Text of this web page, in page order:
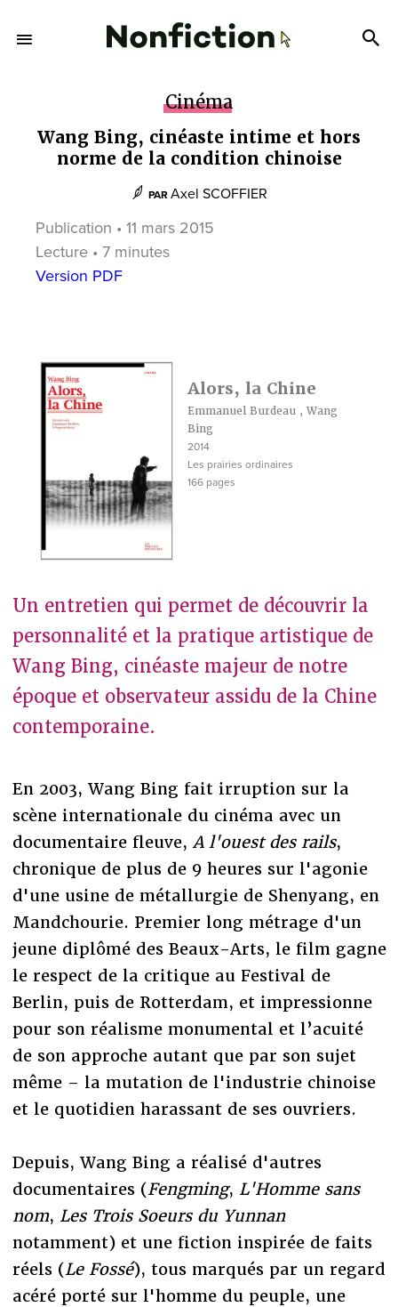
Cinéma
Wang Bing, cinéaste intime et hors
norme de la condition chinoise
PAR Axel SCOFFIER
Publication • 11 mars 2015
Lecture • 7 minutes
Version PDF
Alors, la Chine
Emmanuel Burdeau, Wang
Bing
2014
Les prairies ordinaires
166 pages
Un entretien qui permet de découvrir la
personnalité et la pratique artistique de
Wang Bing, cinéaste majeur de notre
époque et observateur assidu de la Chine
contemporaine.
En 2003, Wang Bing fait irruption sur la
scène internationale du cinéma avec un
documentaire fleuve, A l'ouest des rails,
chronique de plus de 9 heures sur l'agonie
d'une usine de métallurgie de Shenyang, en
Mandchourie. Premier long métrage d'un
jeune diplômé des Beaux-Arts, le film gagne
le respect de la critique au Festival de
Berlin, puis de Rotterdam, et impressionne
pour son réalisme monumental et l’acuité
de son approche autant que par son sujet
même – la mutation de l'industrie chinoise
et le quotidien harassant de ses ouvriers.
Depuis, Wang Bing a réalisé d'autres
documentaires (Fengming, L'Homme sans
nom, Les Trois Soeurs du Yunnan
notamment) et une fiction inspirée de faits
réels (Le Fossé), tous marqués par un regard
acéré porté sur l'homme du peuple, une